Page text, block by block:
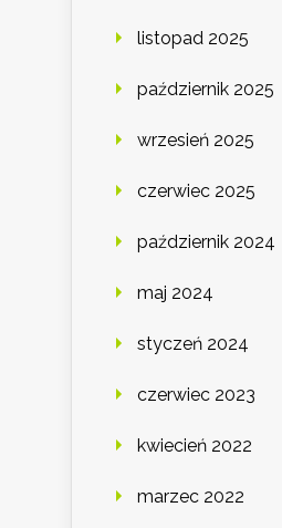
listopad 2025
październik 2025
wrzesień 2025
czerwiec 2025
październik 2024
maj 2024
styczeń 2024
czerwiec 2023
kwiecień 2022
marzec 2022